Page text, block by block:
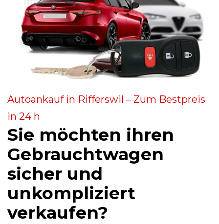
Autoankauf in Rifferswil – Zum Bestpreis
in 24 h
Sie möchten ihren
Gebrauchtwagen
sicher und
unkompliziert
verkaufen?